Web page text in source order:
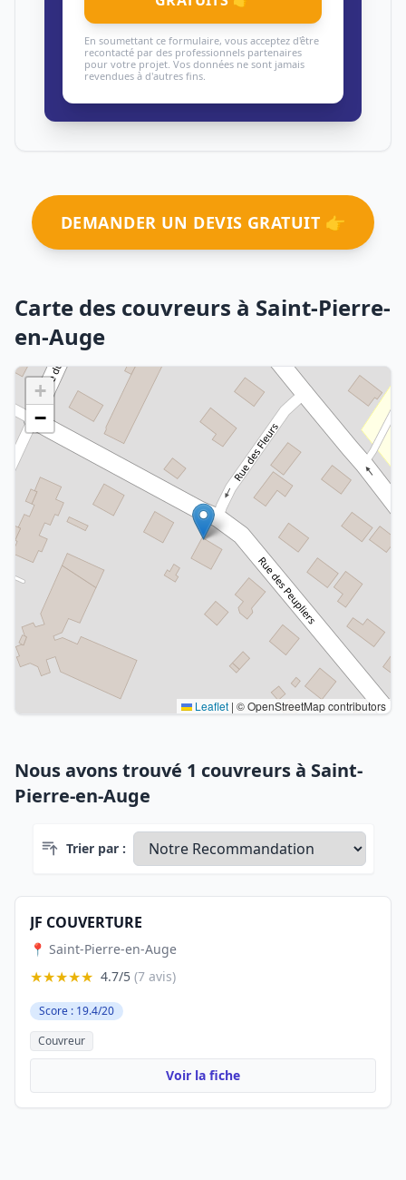
En soumettant ce formulaire, vous acceptez d'être
recontacté par des professionnels partenaires
pour votre projet. Vos données ne sont jamais
revendues à d'autres fins.
DEMANDER UN DEVIS GRATUIT 👉
Carte des couvreurs à Saint-Pierre-
en-Auge
+
−
Leaflet | © OpenStreetMap contributors
Nous avons trouvé 1 couvreurs à Saint-
Pierre-en-Auge
Trier par :
JF COUVERTURE
📍 Saint-Pierre-en-Auge
★★★★★ 4.7/5 (7 avis)
Score : 19.4/20
Couvreur
Voir la fiche